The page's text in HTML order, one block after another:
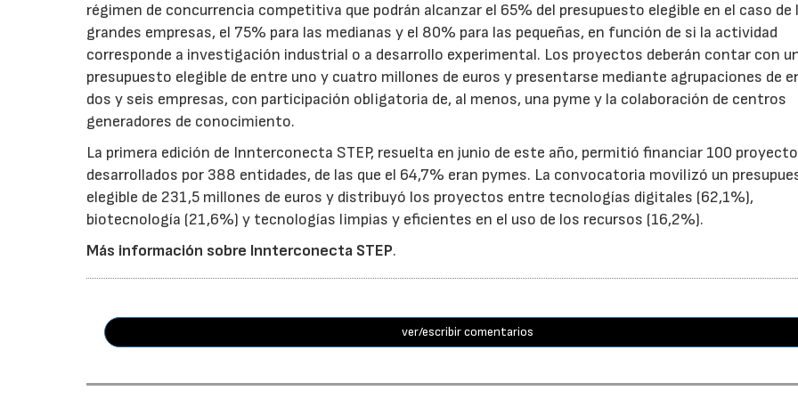
régimen de concurrencia competitiva que podrán alcanzar el 65% del presupuesto elegible en el caso de
grandes empresas, el 75% para las medianas y el 80% para las pequeñas, en función de si la actividad
corresponde a investigación industrial o a desarrollo experimental. Los proyectos deberán contar con
presupuesto elegible de entre uno y cuatro millones de euros y presentarse mediante agrupaciones de
dos y seis empresas, con participación obligatoria de, al menos, una pyme y la colaboración de centros
generadores de conocimiento.
La primera edición de Innterconecta STEP, resuelta en junio de este año, permitió financiar 100
desarrollados por 388 entidades, de las que el 64,7% eran pymes. La convocatoria movilizó un
elegible de 231,5 millones de euros y distribuyó los proyectos entre tecnologías digitales (62,1%),
biotecnología (21,6%) y tecnologías limpias y eficientes en el uso de los recursos (16,2%).
Más información sobre Innterconecta STEP.
ver/escribir comentarios